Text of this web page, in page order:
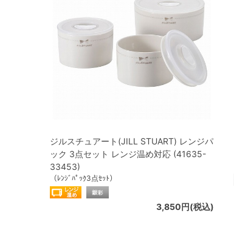
ジルスチュアート(JILL STUART) レンジパ
ック 3点セット レンジ温め対応 (41635-
33453)
（ﾚﾝｼﾞﾊﾟｯｸ3点ｾｯﾄ）
3,850円(税込)